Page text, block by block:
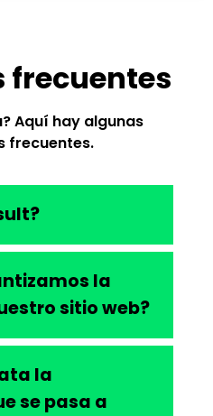
frecuentes
Aquí hay algunas
frecuentes.
la
sitio web?
la
se pasa a